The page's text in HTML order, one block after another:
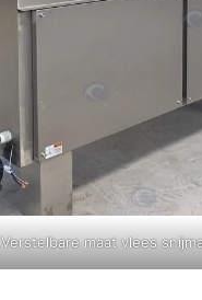
Verstelbare maat vlees